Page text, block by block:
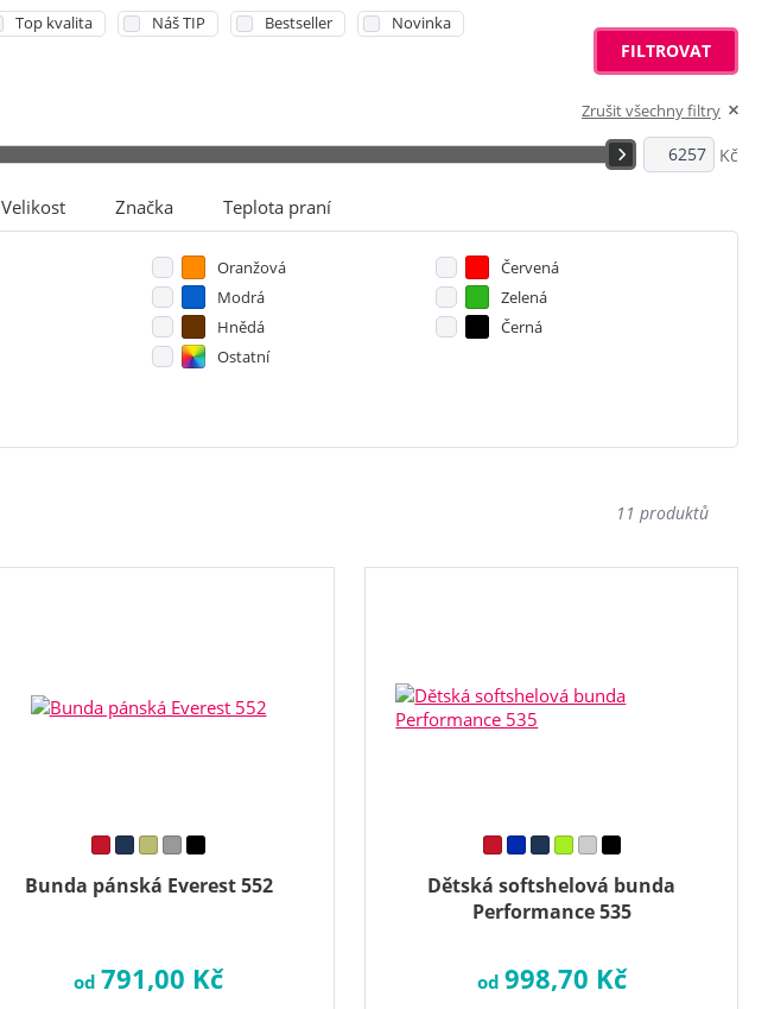
Kč
Velikost Značka Teplota praní
Oranžová
Červená
Modrá
Zelená
Hnědá
Černá
Ostatní
Top kvalita Náš TIP Bestseller
Novinka
FILTROVAT
Zrušit všechny filtry
11 produktů
Bunda pánská Everest 552
od 791,00 Kč
Dětská softshelová bunda
Performance 535
od 998,70 Kč